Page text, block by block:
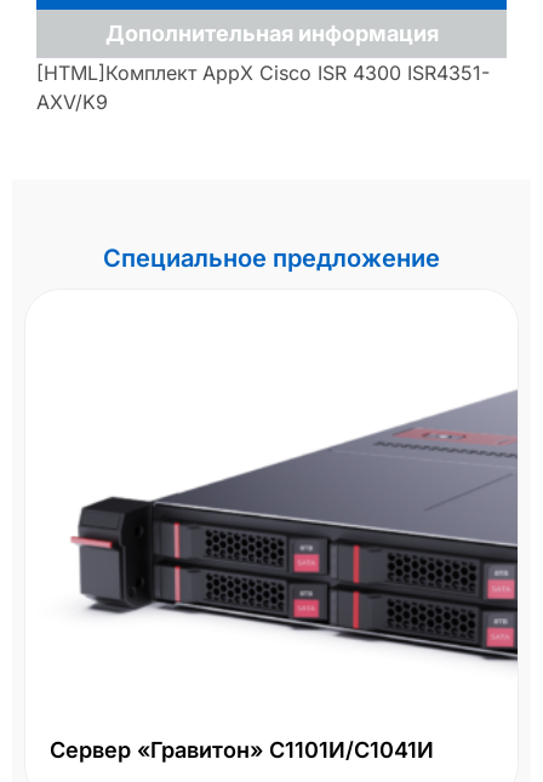
Дополнительная информация
[HTML]Комплект AppX Cisco ISR 4300 ISR4351-
AXV/K9
Специальное предложение
Сервер «Гравитон» С1101И/С1041И